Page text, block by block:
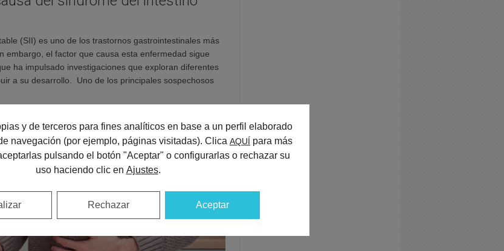
(SII) es uno de los trastornos gastrointestinales más
embargo, el factor que causa esta enfermedad sigue
ha impulsado investigaciones que exploran diferentes
a su desarrollo. Uno de los principales sospechosos
y de terceros para fines analíticos en base a un perfil elaborado
navegación (por ejemplo, páginas visitadas). Clica AQUÍ para más
pulsando el botón "Aceptar" o configurarlas o rechazar su
uso haciendo clic en Ajustes.
Aceptar
Rechazar